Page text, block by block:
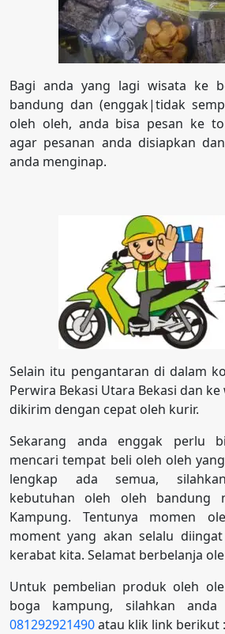
Bagi anda yang lagi wisata ke
bandung dan (enggak|tidak
oleh oleh, anda bisa pesan ke
agar pesanan anda disiapkan
anda menginap.
Selain itu pengantaran di dalam
Perwira Bekasi Utara Bekasi dan
dikirim dengan cepat oleh kurir.
Sekarang anda enggak perlu
mencari tempat beli oleh oleh
lengkap ada semua,
kebutuhan oleh oleh bandung
Kampung. Tentunya momen
moment yang akan selalu
kerabat kita. Selamat berbelanja
Untuk pembelian produk oleh
boga kampung, silahkan
081292921490atau klik link berikut :